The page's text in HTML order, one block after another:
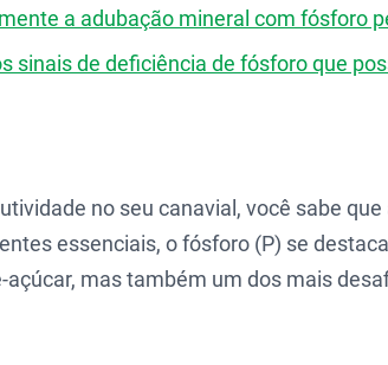
a adubação mineral com fósforo
sinais de deficiência de fósforo que
no seu canavial, você sabe
essenciais, o fósforo (P) se
mas também um dos mais